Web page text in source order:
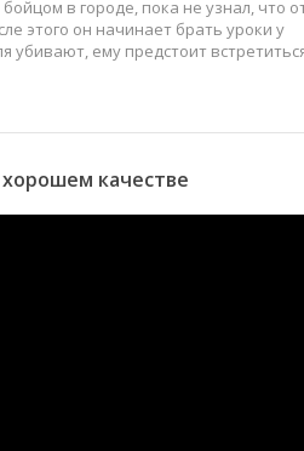
в городе, пока не узнал, что
этого он начинает брать уроки у
убивают, ему предстоит
качестве